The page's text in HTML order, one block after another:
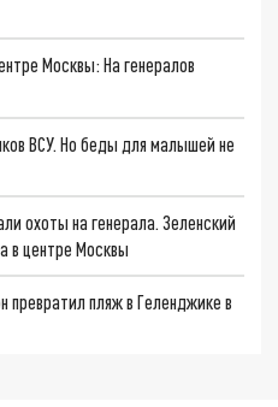
Москвы: На генералов
ВСУ. Но беды для малышей не
охоты на генерала. Зеленский
в центре Москвы
превратил пляж в Геленджике в